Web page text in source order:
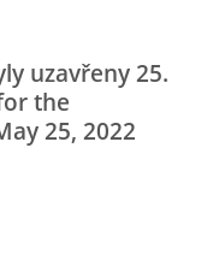
uzavřeny 25.
the
25, 2022